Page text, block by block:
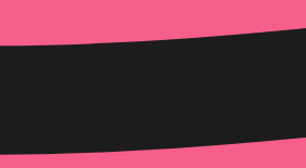
איזה פורמט בא לך?